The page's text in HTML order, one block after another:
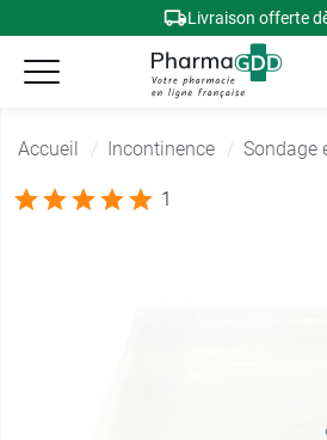
Livraison offerte
Accueil Incontinence Sondage
1